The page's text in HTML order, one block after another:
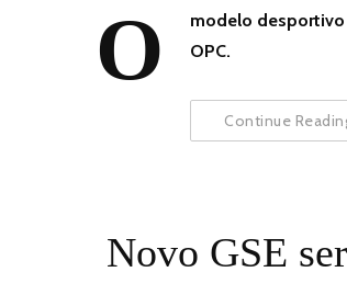
O
modelo
OPC.
Continue
Novo GSE